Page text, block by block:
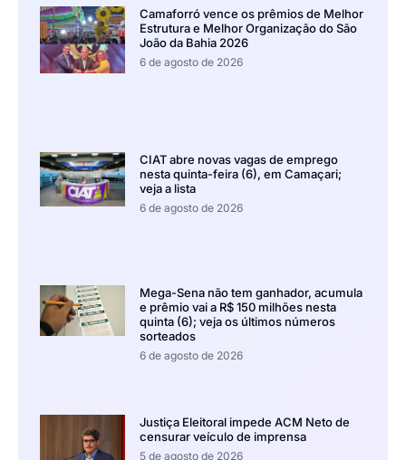
Camaforró vence os prêmios de Melhor
Estrutura e Melhor Organização do São
João da Bahia 2026
6 de agosto de 2026
CIAT abre novas vagas de emprego
nesta quinta-feira (6), em Camaçari;
veja a lista
6 de agosto de 2026
Mega-Sena não tem ganhador, acumula
e prêmio vai a R$ 150 milhões nesta
quinta (6); veja os últimos números
sorteados
6 de agosto de 2026
Justiça Eleitoral impede ACM Neto de
censurar veículo de imprensa
5 de agosto de 2026